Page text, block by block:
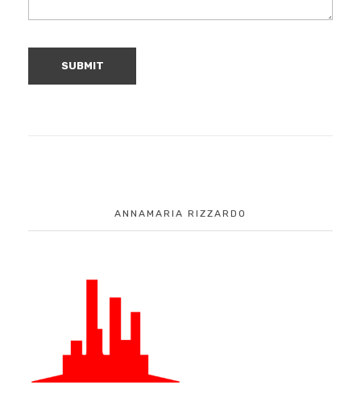
ANNAMARIA RIZZARDO